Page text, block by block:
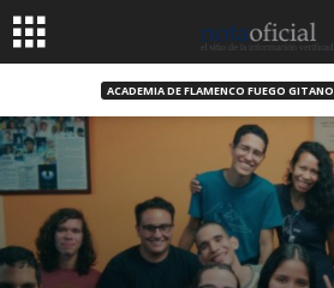
ACADEMIA DE FLAMENCO FUEGO GITANO